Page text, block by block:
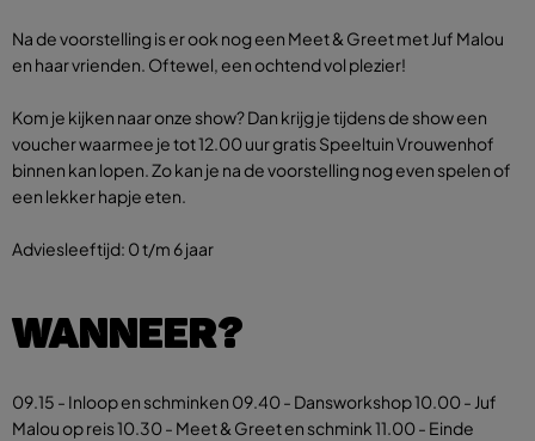
Na de voorstelling is er ook nog een Meet & Greet met Juf Malou
en haar vrienden. Oftewel, een ochtend vol plezier!
Kom je kijken naar onze show? Dan krijg je tijdens de show een
voucher waarmee je tot 12.00 uur gratis Speeltuin Vrouwenhof
binnen kan lopen. Zo kan je na de voorstelling nog even spelen of
een lekker hapje eten.
Adviesleeftijd: 0 t/m 6 jaar
WANNEER?
09.15 - Inloop en schminken 09.40 - Dansworkshop 10.00 - Juf
Malou op reis 10.30 - Meet & Greet en schmink 11.00 - Einde